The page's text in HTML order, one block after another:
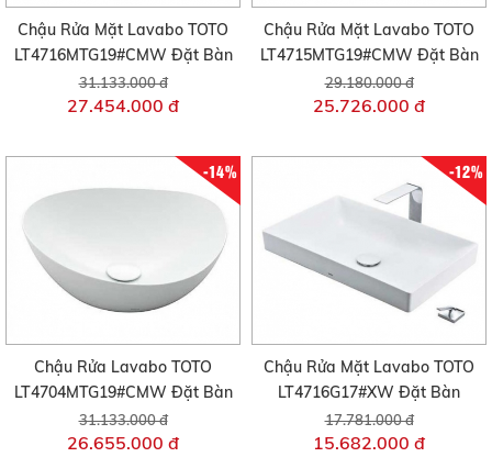
Chậu Rửa Mặt Lavabo TOTO
LT4716MTG19#CMW Đặt Bàn
31.133.000 đ
27.454.000 đ
Chậu Rửa Mặt Lavabo TOTO
LT4715MTG19#CMW Đặt Bàn
29.180.000 đ
25.726.000 đ
-14%
Chậu Rửa Lavabo TOTO
LT4704MTG19#CMW Đặt Bàn
31.133.000 đ
26.655.000 đ
-12%
Chậu Rửa Mặt Lavabo TOTO
LT4716G17#XW Đặt Bàn
17.781.000 đ
15.682.000 đ